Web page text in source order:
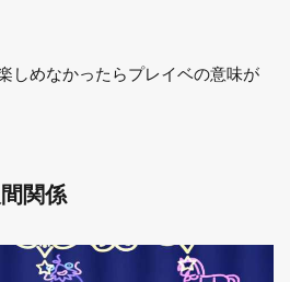
しめなかったらプレイベの意味が
関係